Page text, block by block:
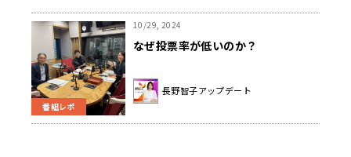
番組レポ
10/29, 2024
なぜ投票率が低いのか？
長野智子アップデート